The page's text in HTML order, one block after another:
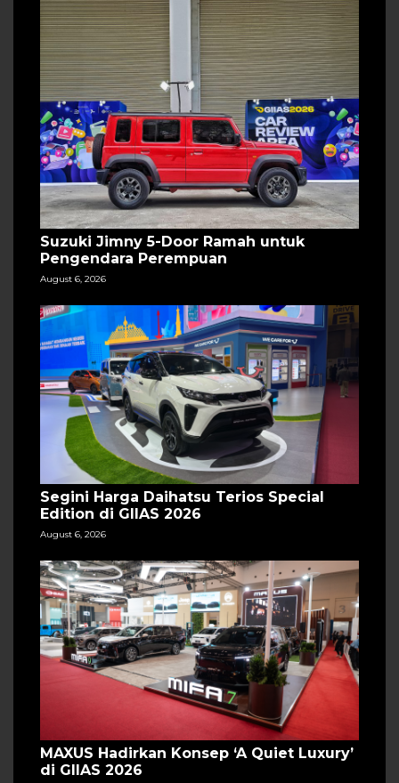
Suzuki Jimny 5-Door Ramah untuk
Pengendara Perempuan
August 6, 2026
Segini Harga Daihatsu Terios Special
Edition di GIIAS 2026
August 6, 2026
MAXUS Hadirkan Konsep ‘A Quiet Luxury’
di GIIAS 2026